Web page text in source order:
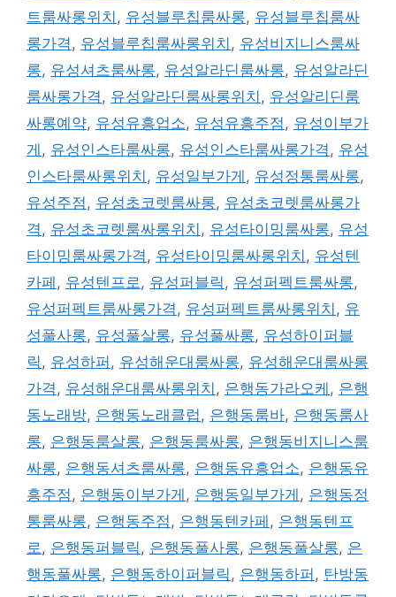
트룸싸롱위치 , 유성블루칩룸싸롱, 유성블루칩룸싸
롱가격 , 유성블루칩룸싸롱위치 , 유성비지니스룸싸
롱, 유성셔츠룸싸롱, 유성알라딘룸싸롱, 유성알라딘
룸싸롱가격 , 유성알라딘룸싸롱위치 , 유성알리딘룸
싸롱예약, 유성유흥업소, 유성유흥주점 , 유성이부가
게 , 유성인스타룸싸롱, 유성인스타룸싸롱가격 , 유성
인스타룸싸롱위치 , 유성일부가게 , 유성정통룸싸롱,
유성주점 , 유성초코렛룸싸롱, 유성초코렛룸싸롱가
격 , 유성초코렛룸싸롱위치 , 유성타이밍룸싸롱, 유성
타이밍룸싸롱가격 , 유성타이밍룸싸롱위치 , 유성텐
카페 , 유성텐프로 , 유성퍼블릭 , 유성퍼펙트룸싸롱,
유성퍼펙트룸싸롱가격 , 유성퍼펙트룸싸롱위치 , 유
성풀사롱, 유성풀살롱, 유성풀싸롱, 유성하이퍼블
릭 , 유성하퍼 , 유성해운대룸싸롱, 유성해운대룸싸롱
가격 , 유성해운대룸싸롱위치 , 은행동가라오케 , 은행
동노래방, 은행동노래클럽 , 은행동룸바, 은행동룸사
롱, 은행동룸살롱, 은행동룸싸롱, 은행동비지니스룸
싸롱, 은행동셔츠룸싸롱, 은행동유흥업소, 은행동유
흥주점 , 은행동이부가게 , 은행동일부가게 , 은행동정
통룸싸롱, 은행동주점 , 은행동텐카페 , 은행동텐프
로 , 은행동퍼블릭 , 은행동풀사롱, 은행동풀살롱, 은
행동풀싸롱, 은행동하이퍼블릭 , 은행동하퍼 , 탄방동